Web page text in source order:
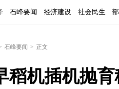
石峰要闻 经济建设 社会民生
石峰要闻 > 正文
稻机插机抛